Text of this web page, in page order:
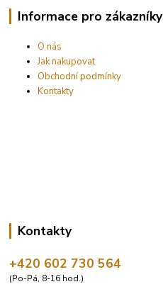
Informace pro zákazníky
O nás
Jak nakupovat
Obchodní podmínky
Kontakty
Kontakty
+420 602 730 564
(Po-Pá, 8-16 hod.)